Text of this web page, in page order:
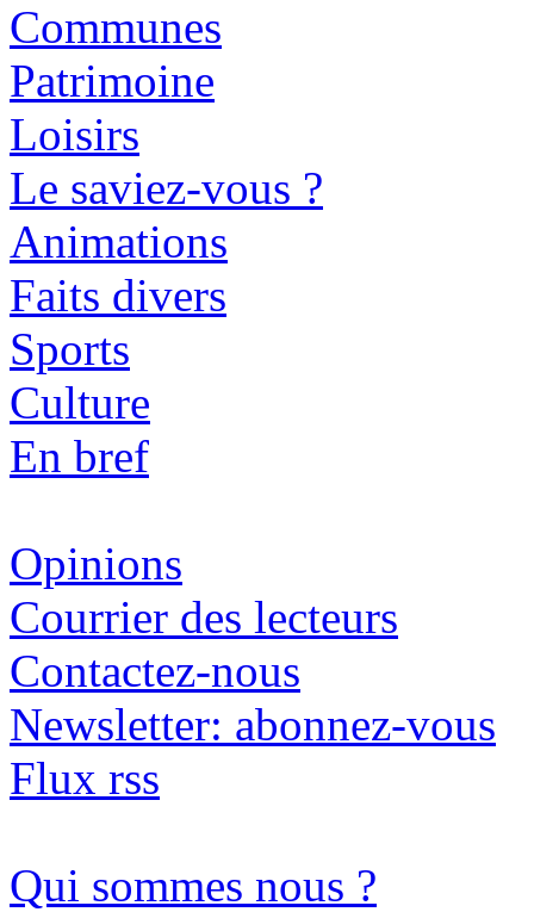
Communes
Patrimoine
Loisirs
Le saviez-vous ?
Animations
Faits divers
Sports
Culture
En bref
Opinions
Courrier des lecteurs
Contactez-nous
Newsletter: abonnez-vous
Flux rss
Qui sommes nous ?